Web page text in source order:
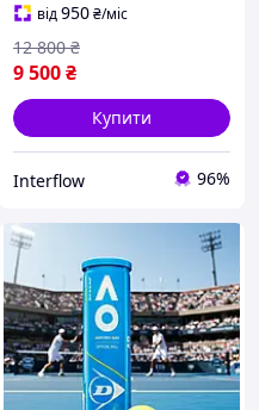
від950₴/міс
9 500₴
12 800 ₴
Купити
Interflow 96%